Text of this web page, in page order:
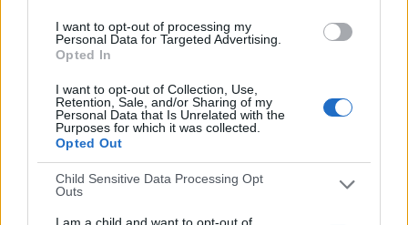
I want to opt-out of processing my
Personal Data for Targeted Advertising.
Opted In
I want to opt-out of Collection, Use,
Retention, Sale, and/or Sharing of my
Personal Data that Is Unrelated with the
Purposes for which it was collected.
Opted Out
Child Sensitive Data Processing Opt
Outs
I am a child and want to opt-out of
Real Madrid Academy
Trival Valderas Academy
1 (1,59%)
Flecha Negra
1 (1,59%)
RANKING POR COMPETICIONES
División Honor Juvenil
19 (30,16%)